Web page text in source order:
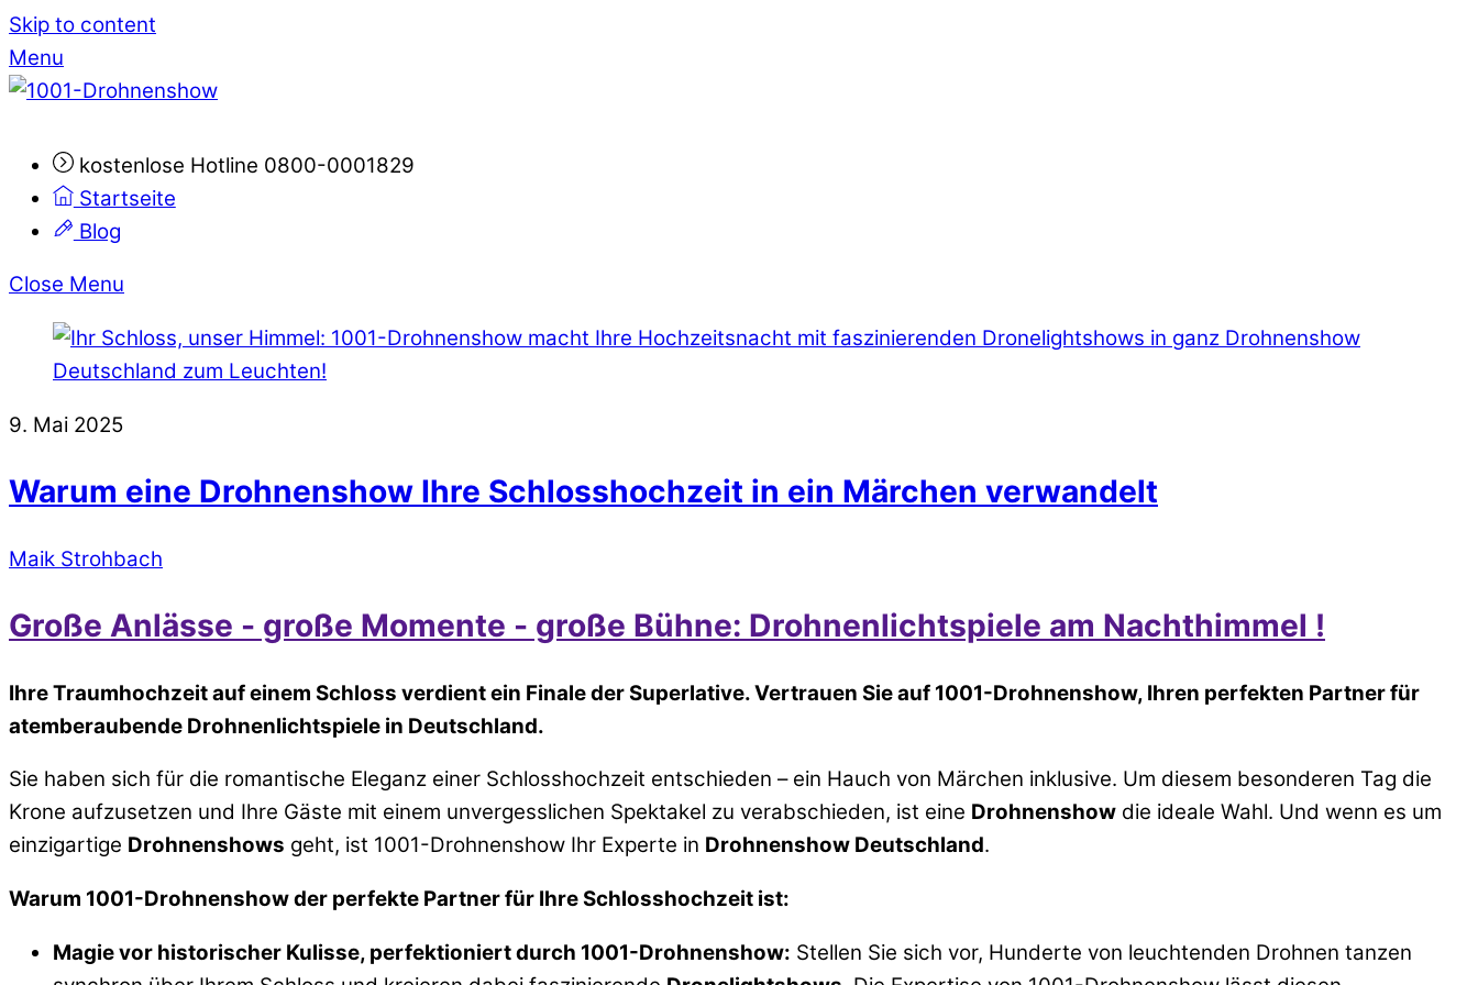
Skip to content
Menu
kostenlose Hotline 0800-0001829
Startseite
Blog
Close Menu
9. Mai 2025
Warum eine Drohnenshow Ihre Schlosshochzeit in ein Märchen verwandelt
Maik Strohbach
Große Anlässe - große Momente - große Bühne: Drohnenlichtspiele am Nachthimmel !
Ihre Traumhochzeit auf einem Schloss verdient ein Finale der Superlative. Vertrauen Sie auf 1001-Drohnenshow, Ihren perfekten Partner für
atemberaubende Drohnenlichtspiele in Deutschland.
Sie haben sich für die romantische Eleganz einer Schlosshochzeit entschieden – ein Hauch von Märchen inklusive. Um diesem besonderen Tag die
Krone aufzusetzen und Ihre Gäste mit einem unvergesslichen Spektakel zu verabschieden, ist eine Drohnenshow die ideale Wahl. Und wenn es um
einzigartige Drohnenshows geht, ist 1001-Drohnenshow Ihr Experte in Drohnenshow Deutschland.
Warum 1001-Drohnenshow der perfekte Partner für Ihre Schlosshochzeit ist:
Magie vor historischer Kulisse, perfektioniert durch 1001-Drohnenshow: Stellen Sie sich vor, Hunderte von leuchtenden Drohnen tanzen